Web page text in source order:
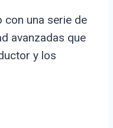
con una serie de
avanzadas que
y los